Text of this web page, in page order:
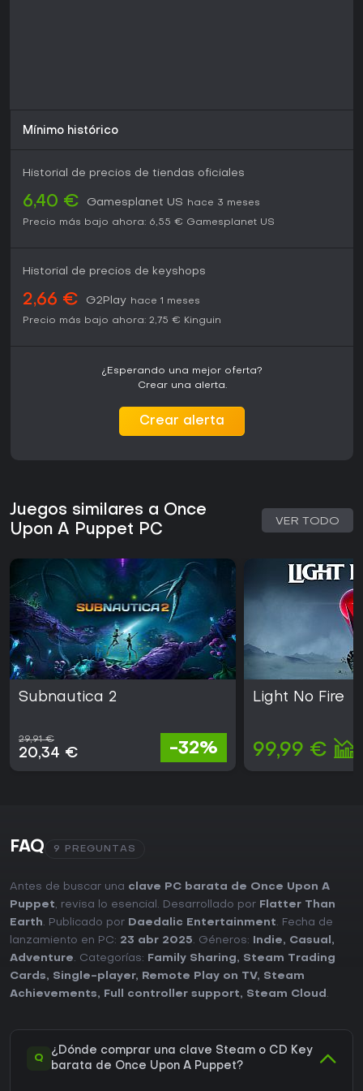
Mínimo histórico
Historial de precios de tiendas oficiales
6,40 € Gamesplanet US
hace 3 meses
Precio más bajo ahora: 6,55 € Gamesplanet US
Historial de precios de keyshops
2,66 € G2Play hace 1 meses
Precio más bajo ahora: 2,75 € Kinguin
¿Esperando una mejor oferta?
Crear una alerta.
Crear alerta
Juegos similares a Once
Upon A Puppet PC
VER TODO
Subnautica 2
29,91 €
20,34 € -32%
Light No Fire
99,99 €
FAQ 9 PREGUNTAS
Antes de buscar una clave PC barata de Once Upon A
Puppet, revisa lo esencial. Desarrollado por Flatter Than
Earth. Publicado por Daedalic Entertainment. Fecha de
lanzamiento en PC: 23 abr 2025. Géneros: Indie, Casual ,
Adventure. Categorías: Family Sharing, Steam Trading
Cards, Single-player, Remote Play on TV, Steam
Achievements, Full controller support, Steam Cloud .
Q
¿Dónde comprar una clave Steam o CD Key
barata de Once Upon A Puppet?